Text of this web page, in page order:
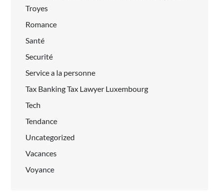
Troyes
Romance
Santé
Securité
Service a la personne
Tax Banking Tax Lawyer Luxembourg
Tech
Tendance
Uncategorized
Vacances
Voyance